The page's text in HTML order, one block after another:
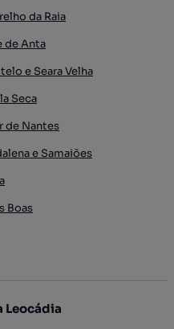
da Raia
de Anta
e Seara Velha
Seca
de Nantes
e Samaiões
Boas
Leocádia